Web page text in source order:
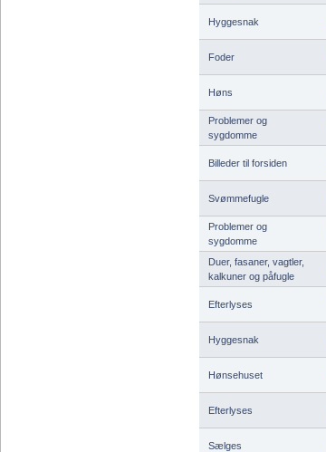
Hyggesnak
Foder
Høns
Problemer og
sygdomme
Billeder til forsiden
Svømmefugle
Problemer og
sygdomme
Duer, fasaner, vagtler,
kalkuner og påfugle
Efterlyses
Hyggesnak
Hønsehuset
Efterlyses
Sælges